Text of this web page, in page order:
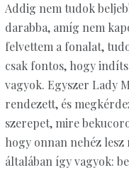
Addig nem tudok
darabba, amíg nem
felvettem a fonalat,
csak fontos, hogy
vagyok. Egyszer Lady
rendezett, és
szerepet, mire
hogy onnan nehéz
általában így vagyok: